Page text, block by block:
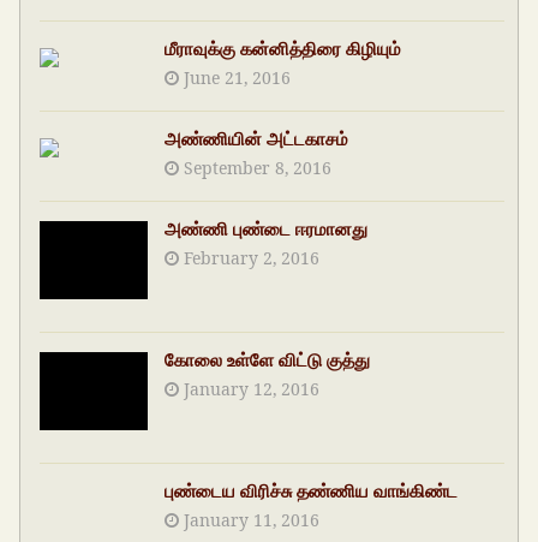
மீராவுக்கு கன்னித்திரை கிழியும்
June 21, 2016
அண்ணியின் அட்டகாசம்
September 8, 2016
அண்ணி புண்டை ஈரமானது
February 2, 2016
கோலை உள்ளே விட்டு குத்து
January 12, 2016
புண்டைய விரிச்சு தண்ணிய வாங்கிண்ட
January 11, 2016